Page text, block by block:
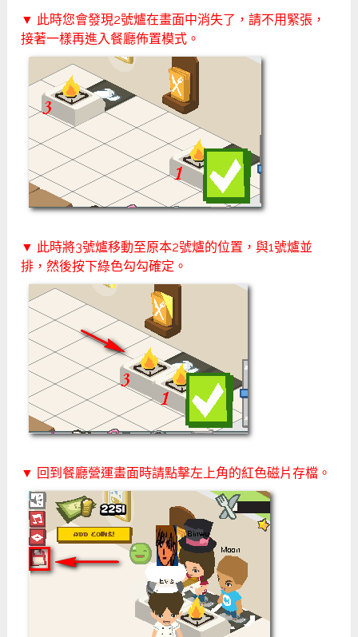
▼ 此時您會發現2號爐在畫面中消失了，請不用緊張，
接著一樣再進入餐廳佈置模式。
▼ 此時將3號爐移動至原本2號爐的位置，與1號爐並
排，然後按下綠色勾勾確定。
▼ 回到餐廳營運畫面時請點擊左上角的紅色磁片存檔。